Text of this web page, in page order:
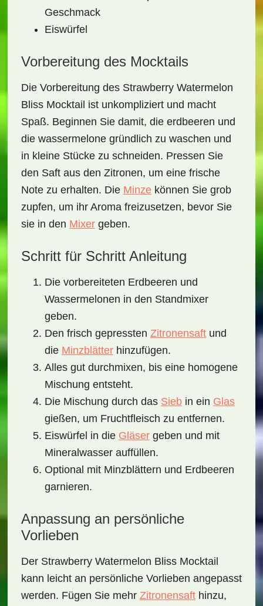
Geschmack
Eiswürfel
Vorbereitung des Mocktails
Die Vorbereitung des Strawberry Watermelon
Bliss Mocktail ist unkompliziert und macht
Spaß. Beginnen Sie damit, die erdbeeren und
die wassermelonegründlich zu waschen und
in kleine Stücke zu schneiden. Pressen Sie
den Saft aus den Zitronen, um eine frische
Note zu erhalten. Die Minzekönnen Sie grob
zupfen, um ihr Aroma freizusetzen, bevor Sie
sie in den Mixergeben.
Schritt für Schritt Anleitung
Die vorbereiteten Erdbeeren und
Wassermelonen in den Standmixer
geben.
Den frisch gepressten Zitronensaftund
die Minzblätterhinzufügen.
Alles gut durchmixen, bis eine homogene
Mischung entsteht.
Die Mischung durch das Siebin ein Glas
gießen, um Fruchtfleisch zu entfernen.
Eiswürfel in die Gläsergeben und mit
Mineralwasser auffüllen.
Optional mit Minzblättern und Erdbeeren
garnieren.
Anpassung an persönliche
Vorlieben
Der Strawberry Watermelon Bliss Mocktail
kann leicht an persönliche Vorlieben angepasst
werden. Fügen Sie mehr Zitronensafthinzu,